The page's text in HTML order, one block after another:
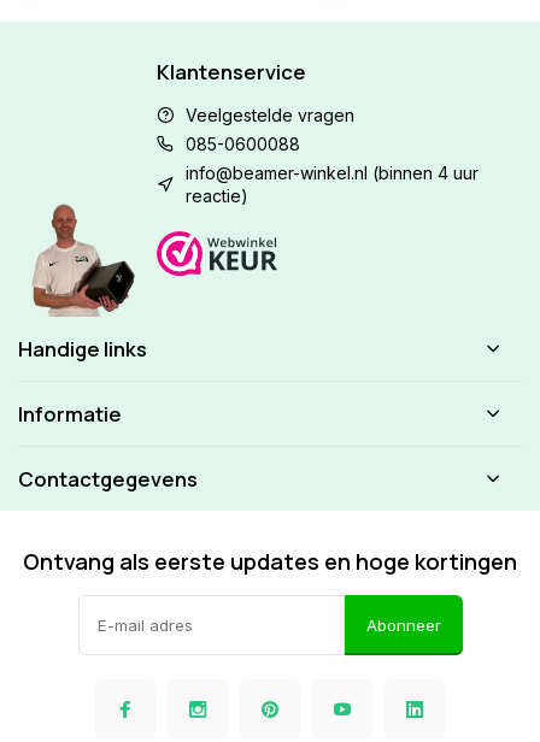
Klantenservice
Veelgestelde vragen
085-0600088
info@beamer-winkel.nl (binnen 4 uur
reactie)
Handige links
Informatie
Contactgegevens
Ontvang als eerste updates en hoge kortingen
Abonneer